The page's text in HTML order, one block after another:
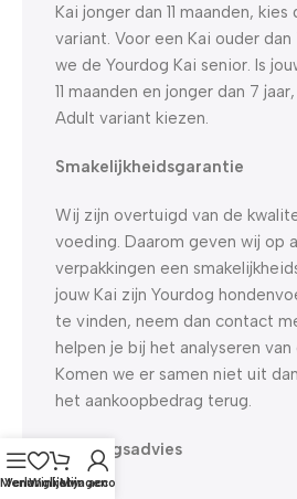
Kai jonger dan 11 maanden,
variant. Voor een Kai ouder dan
we de Yourdog Kai senior. Is
11 maanden en jonger dan 7
Adult variant kiezen.
Smakelijkheidsgarantie
Wij zijn overtuigd van de
voeding. Daarom geven wij op
verpakkingen een
jouw Kai zijn Yourdog
te vinden, neem dan contact
helpen je bij het analyseren
Komen we er samen niet uit
het aankoopbedrag terug.
Voedingsadvies
Menu
Verlanglijst
Winkelwagen
Mijn account